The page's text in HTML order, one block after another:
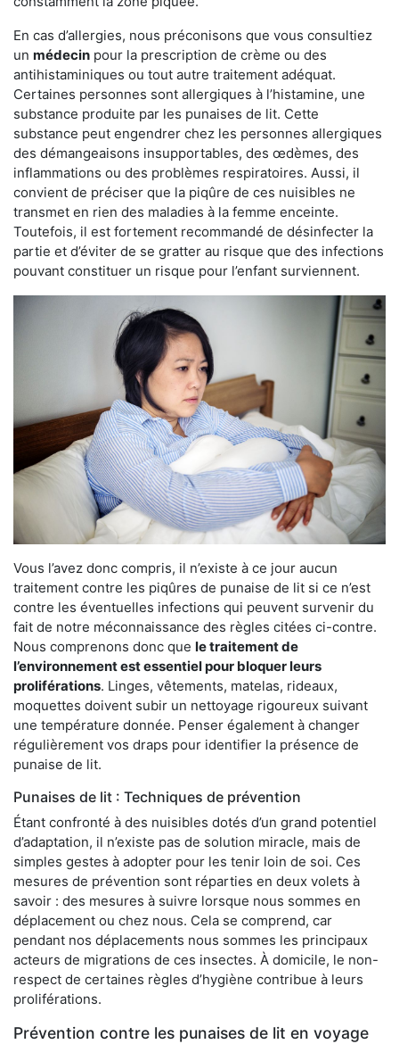
En cas d’allergies, nous préconisons que vous consultiez
un médecin pour la prescription de crème ou des
antihistaminiques ou tout autre traitement adéquat.
Certaines personnes sont allergiques à l’histamine, une
substance produite par les punaises de lit. Cette
substance peut engendrer chez les personnes allergiques
des démangeaisons insupportables, des œdèmes, des
inflammations ou des problèmes respiratoires. Aussi, il
convient de préciser que la piqûre de ces nuisibles ne
transmet en rien des maladies à la femme enceinte.
Toutefois, il est fortement recommandé de désinfecter la
partie et d’éviter de se gratter au risque que des infections
pouvant constituer un risque pour l’enfant surviennent.
Vous l’avez donc compris, il n’existe à ce jour aucun
traitement contre les piqûres de punaise de lit si ce n’est
contre les éventuelles infections qui peuvent survenir du
fait de notre méconnaissance des règles citées ci-contre.
Nous comprenons donc que le traitement de
l’environnement est essentiel pour bloquer leurs
proliférations. Linges, vêtements, matelas, rideaux,
moquettes doivent subir un nettoyage rigoureux suivant
une température donnée. Penser également à changer
régulièrement vos draps pour identifier la présence de
punaise de lit.
Punaises de lit : Techniques de prévention
Étant confronté à des nuisibles dotés d’un grand potentiel
d’adaptation, il n’existe pas de solution miracle, mais de
simples gestes à adopter pour les tenir loin de soi. Ces
mesures de prévention sont réparties en deux volets à
savoir : des mesures à suivre lorsque nous sommes en
déplacement ou chez nous. Cela se comprend, car
pendant nos déplacements nous sommes les principaux
acteurs de migrations de ces insectes. À domicile, le non-
respect de certaines règles d’hygiène contribue à leurs
proliférations.
Prévention contre les punaises de lit en voyage